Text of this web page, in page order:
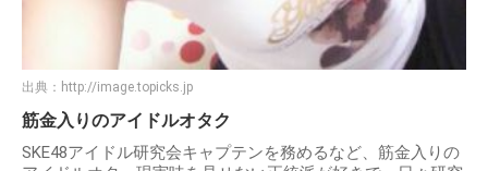
出典： http://image.topicks.jp
筋金入りのアイドルオタク
SKE48アイドル研究会キャプテンを務めるなど、筋金入りの